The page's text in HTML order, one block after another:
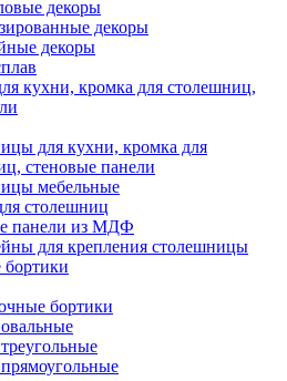
декоры
декоры
декоры
кухни, кромка для столешниц,
для кухни, кромка для
стеновые панели
мебельные
столешниц
панели из МДФ
для крепления столешницы
бортики